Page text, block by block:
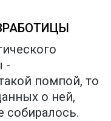
-
помпой, то
о ней,
собиралось.